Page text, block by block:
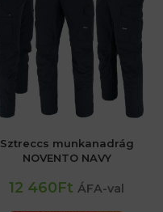
Sztreccs munkanadrág
NOVENTO NAVY
12 460Ft ÁFA-val